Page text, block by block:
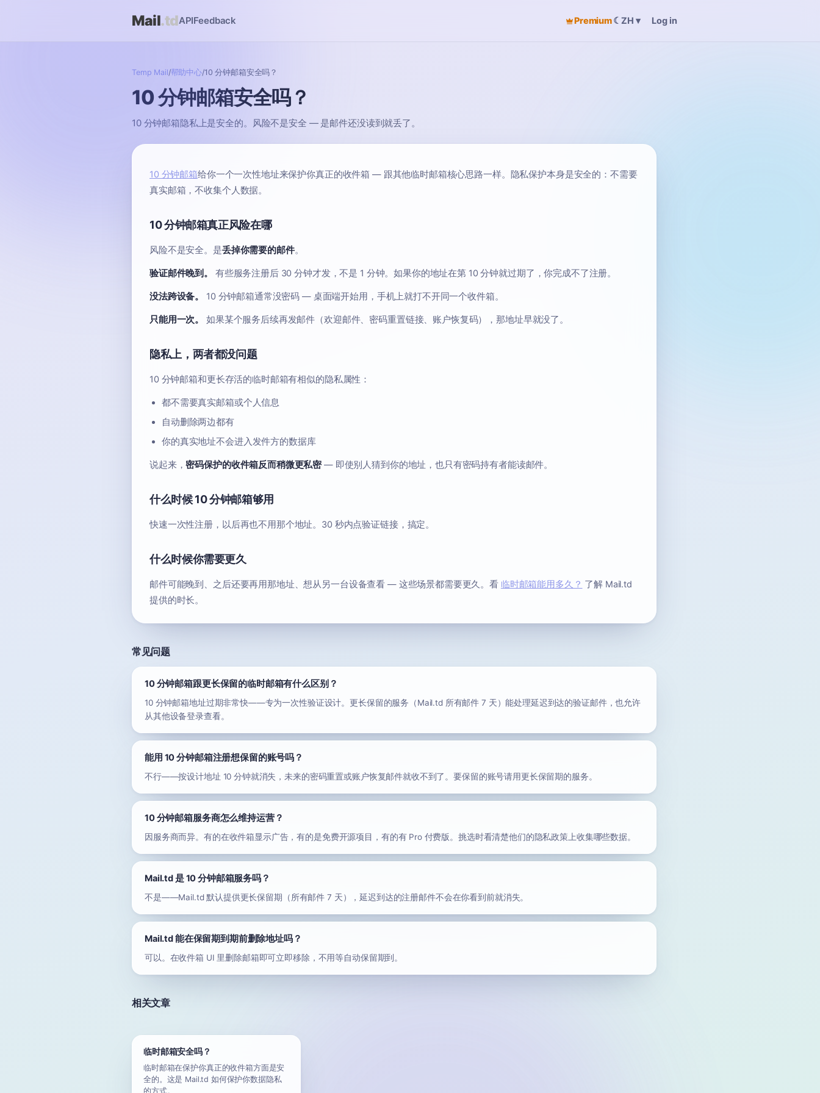
Mail.tdAPIFeedback Premium☾ ZH ▾ Log in
Temp Mail/帮助中心/10 分钟邮箱安全吗？
10 分钟邮箱安全吗？
10 分钟邮箱隐私上是安全的。风险不是安全 — 是邮件还没读到就丢了。
10 分钟邮箱给你一个一次性地址来保护你真正的收件箱 — 跟其他临时邮箱核心思路一样。隐私保护本身是安全的：不需要
真实邮箱，不收集个人数据。
10 分钟邮箱真正风险在哪
风险不是安全。是丢掉你需要的邮件。
验证邮件晚到。 有些服务注册后 30 分钟才发，不是 1 分钟。如果你的地址在第 10 分钟就过期了，你完成不了注册。
没法跨设备。 10 分钟邮箱通常没密码 — 桌面端开始用，手机上就打不开同一个收件箱。
只能用一次。 如果某个服务后续再发邮件（欢迎邮件、密码重置链接、账户恢复码），那地址早就没了。
隐私上，两者都没问题
10 分钟邮箱和更长存活的临时邮箱有相似的隐私属性：
都不需要真实邮箱或个人信息
自动删除两边都有
你的真实地址不会进入发件方的数据库
说起来，密码保护的收件箱反而稍微更私密— 即使别人猜到你的地址，也只有密码持有者能读邮件。
什么时候 10 分钟邮箱够用
快速一次性注册，以后再也不用那个地址。30 秒内点验证链接，搞定。
什么时候你需要更久
邮件可能晚到、之后还要再用那地址、想从另一台设备查看 — 这些场景都需要更久。看 临时邮箱能用多久？ 了解 Mail.td
提供的时长。
常见问题
10 分钟邮箱跟更长保留的临时邮箱有什么区别？
10 分钟邮箱地址过期非常快——专为一次性验证设计。更长保留的服务（Mail.td 所有邮件 7 天）能处理延迟到达的验证邮件，也允许
从其他设备登录查看。
能用 10 分钟邮箱注册想保留的账号吗？
不行——按设计地址 10 分钟就消失，未来的密码重置或账户恢复邮件就收不到了。要保留的账号请用更长保留期的服务。
10 分钟邮箱服务商怎么维持运营？
因服务商而异。有的在收件箱显示广告，有的是免费开源项目，有的有 Pro 付费版。挑选时看清楚他们的隐私政策上收集哪些数据。
Mail.td 是 10 分钟邮箱服务吗？
不是——Mail.td 默认提供更长保留期（所有邮件 7 天），延迟到达的注册邮件不会在你看到前就消失。
Mail.td 能在保留期到期前删除地址吗？
可以。在收件箱 UI 里删除邮箱即可立即移除，不用等自动保留期到。
相关文章
临时邮箱安全吗？
临时邮箱在保护你真正的收件箱方面是安
全的。这是 Mail.td 如何保护你数据隐私
的方式。